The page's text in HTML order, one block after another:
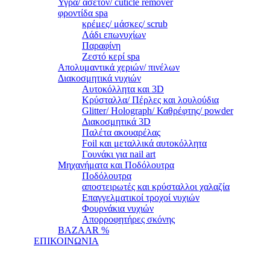
Υγρά/ ασετόν/ cuticle remover
φροντίδα spa
κρέμες/ μάσκες/ scrub
Λάδι επωνυχίων
Παραφίνη
Ζεστό κερί spa
Απολυμαντικά χεριών/ πινέλων
Διακοσμητικά νυχιών
Αυτοκόλλητα και 3D
Κρύσταλλα/ Πέρλες και λουλούδια
Glitter/ Holograph/ Καθρέφτης/ powder
Διακοσμητικά 3D
Παλέτα ακουαρέλας
Foil και μεταλλικά αυτοκόλλητα
Γουνάκι για nail art
Μηχανήματα και Ποδόλουτρα
Ποδόλουτρα
αποστειρωτές και κρύσταλλοι χαλαζία
Επαγγελματικοί τροχοί νυχιών
Φουρνάκια νυχιών
Απορροφητήρες σκόνης
BAZAAR %
ΕΠΙΚΟΙΝΩΝΙΑ